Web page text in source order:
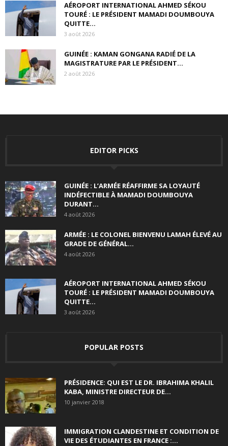
AÉROPORT INTERNATIONAL AHMED SÉKOU
TOURÉ : LE PRÉSIDENT MAMADI DOUMBOUYA
QUITTE...
3 août 2026
GUINÉE : KAMAN GONGANA RADIÉ DE LA
MAGISTRATURE PAR LE PRÉSIDENT...
2 août 2026
EDITOR PICKS
GUINÉE : L’ARMÉE RÉAFFIRME SA LOYAUTÉ
INDÉFECTIBLE À MAMADI DOUMBOUYA
DURANT...
4 août 2026
ARMÉE : LE COLONEL BIENVENU LAMAH ÉLEVÉ AU
GRADE DE GÉNÉRAL...
4 août 2026
AÉROPORT INTERNATIONAL AHMED SÉKOU
TOURÉ : LE PRÉSIDENT MAMADI DOUMBOUYA
QUITTE...
3 août 2026
POPULAR POSTS
PRÉSIDENCE: QUI EST LE DR. IBRAHIMA KHALIL
KABA, MINISTRE DIRECTEUR DE...
10 janvier 2018
IMMIGRATION CLANDESTINE ET CONDITION DE
VIE DES ÉTUDIANTES EN FRANCE :...